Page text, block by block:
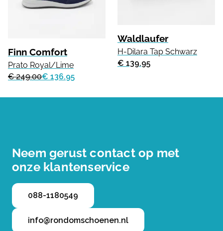
Finn Comfort
Prato Royal/Lime
€ 249.00€ 136.95
Waldlaufer
H-Dilara Tap Schwarz
€ 139.95
Neem gerust contact op met
onze klantenservice
088-1180549
info@rondomschoenen.nl